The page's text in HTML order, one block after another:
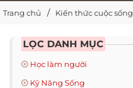
Trang chủ Kiến thức cuộc sống
LỌC DANH MỤC
Học làm người
Kỹ Năng Sống